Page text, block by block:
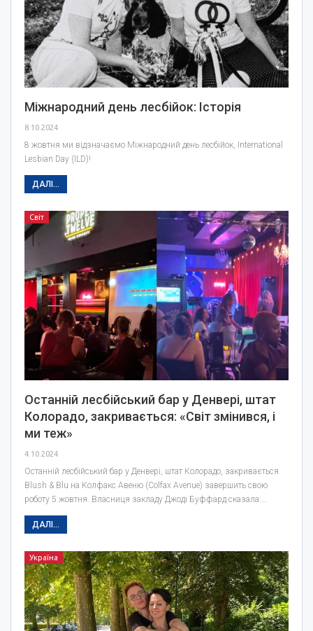
Міжнародний день лесбійок: Історія
8.10.2024
8 жовтня ми відзначаємо Міжнародний день лесбійок, International
Lesbian Day (ILD)!
ДАЛІ...
Світ
Останній лесбійський бар у Денвері, штат
Колорадо, закривається: «Світ змінився, і
ми теж»
4.10.2024
Останній лесбійський бар у Денвері, штат Колорадо, закривається.
Blush & Blu на Колфакс Авеню (Colfax Avenue) завершить свою
роботу 5 жовтня. Власниця закладу Джоді Буффард сказала:…
ДАЛІ...
Україна